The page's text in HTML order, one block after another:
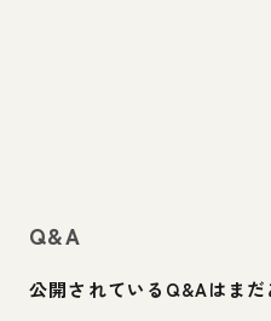
Q&A
公開されているQ&Aはまだ